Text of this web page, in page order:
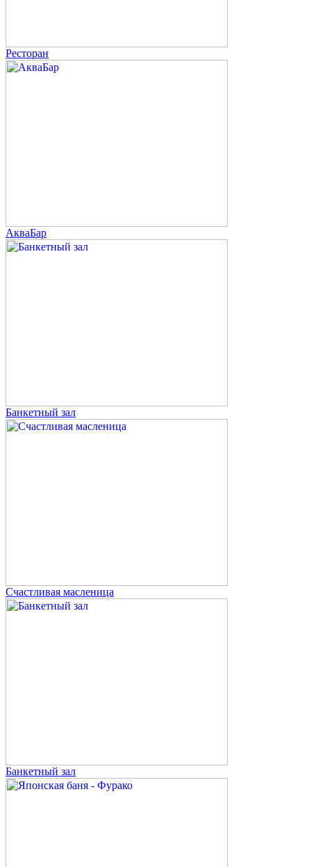
Ресторан
АкваБар
Банкетный зал
Счастливая масленица
Банкетный зал